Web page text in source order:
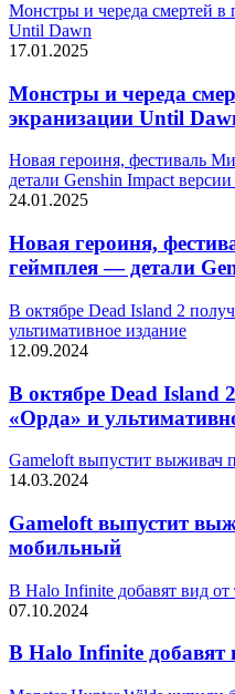
Монстры и череда смертей в
Until Dawn
17.01.2025
Монстры и череда
экранизации Until
Новая героиня, фестиваль
детали Genshin Impact
24.01.2025
Новая героиня,
геймплея — детали
В октябре Dead Island 2
ультимативное издание
12.09.2024
В октябре Dead Island
«Орда» и
Gameloft выпустит
14.03.2024
Gameloft выпустит
мобильный
В Halo Infinite добавят вид от
07.10.2024
В Halo Infinite добавят